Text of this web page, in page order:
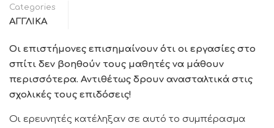
Categories
ΑΓΓΛΙΚΑ
Οι επιστήμονες επισημαίνουν ότι οι εργασίες στο
σπίτι δεν βοηθούν τους μαθητές να μάθουν
περισσότερα. Αντιθέτως δρουν ανασταλτικά στις
σχολικές τους επιδόσεις!
Οι ερευνητές κατέληξαν σε αυτό το συμπέρασμα